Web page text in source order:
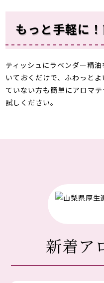
もっと手軽に
ティッシュにラベンダー精
いておくだけで、ふわっと
ていない方も簡単にアロマ
試しください。
新着ア